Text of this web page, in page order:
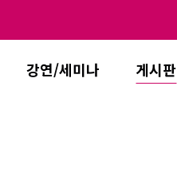
강연/세미나 게시판